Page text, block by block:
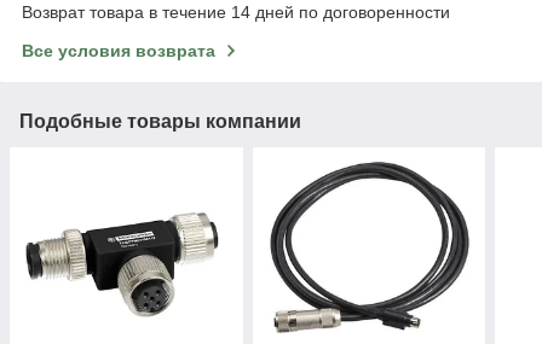
Возврат товара в течение 14 дней по договоренности
Все условия возврата
Подобные товары компании